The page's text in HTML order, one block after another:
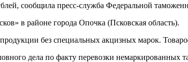
сообщила пресс-служба Федеральной
в районе города Опочка (Псковская область).
без специальных акцизных марок.
дела по факту перевозки